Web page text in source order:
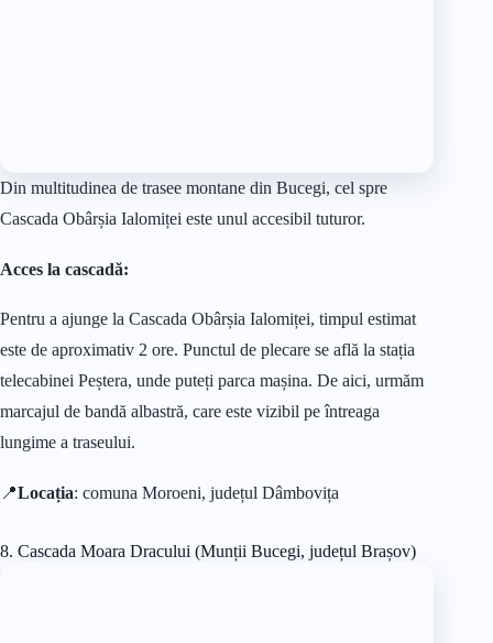
Din multitudinea de trasee montane din Bucegi, cel spre
Cascada Obârșia Ialomiței este unul accesibil tuturor.
Acces la cascadă:
Pentru a ajunge la Cascada Obârșia Ialomiței, timpul estimat
este de aproximativ 2 ore. Punctul de plecare se află la stația
telecabinei Peștera, unde puteți parca mașina. De aici, urmăm
marcajul de bandă albastră, care este vizibil pe întreaga
lungime a traseului.
📍Locația: comuna Moroeni, județul Dâmbovița
8. Cascada Moara Dracului (Munții Bucegi, județul Brașov)